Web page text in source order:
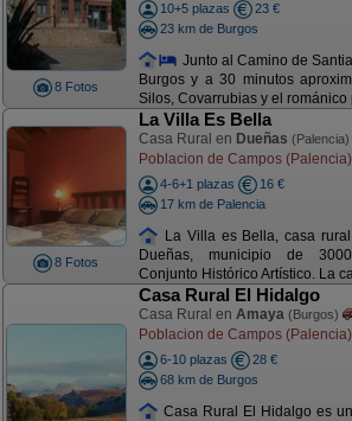
8 Fotos
10+5 plazas
23 €
23 km de Burgos
Junto al Camino de
Burgos y a 30 minutos
Silos, Covarrubias y el románico
8 Fotos
La Villa Es Bella
Casa Rural en Dueñas (Palencia)
Poblacion de Campos (Palencia)
4-6+1 plazas
16 €
17 km de Palencia
La Villa es Bella, casa
Dueñas, municipio de
Conjunto Histórico Artístico. La
Casa Rural El Hidalgo
Casa Rural en Amaya (Burgos)
Poblacion de Campos (Palencia)
6-10 plazas
28 €
68 km de Burgos
Casa Rural El Hidalgo es